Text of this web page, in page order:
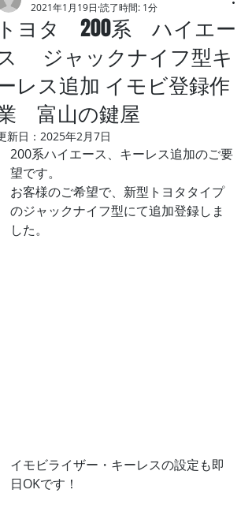
ヨタ 200系 ハイエー
ジャックナイフ型キ
レス追加 イモビ登録作
富山の鍵屋
2021年1月19日 読了時間: 1分
新日： 2025年2月7日
200系ハイエース、キーレス追加のご要
望です。
お客様のご希望で、新型トヨタタイプ
のジャックナイフ型にて追加登録しま
した。
イモビライザー・キーレスの設定も即
日OKです！